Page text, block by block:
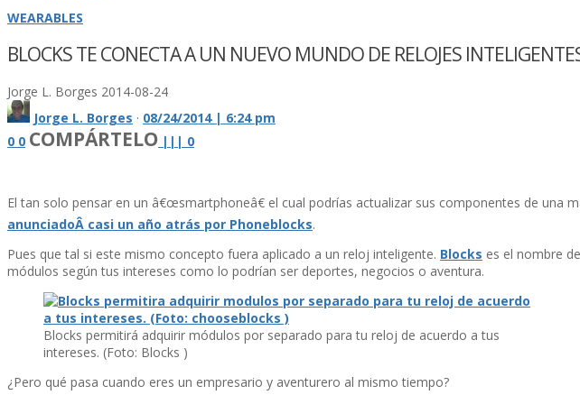
WEARABLES
BLOCKS TE CONECTA A UN NUEVO MUNDO DE RELOJES
Jorge L. Borges 2014-08-24
Jorge L. Borges · 08/24/2014 | 6:24 pm
0 0 COMPÁRTELO | | | 0
El tan solo pensar en un â€œsmartphoneâ€ el cual podrí­as actualizar sus componentes de una
anunciadoÂ casi un año atrás por Phoneblocks.
Pues que tal si este mismo concepto fuera aplicado a un reloj inteligente. Blocks es el nombre
módulos según tus intereses como lo podrí­an ser deportes, negocios o aventura.
Blocks permitirá adquirir módulos por separado para tu reloj de acuerdo a tus
intereses. (Foto: Blocks )
¿Pero qué pasa cuando eres un empresario y aventurero al mismo tiempo?